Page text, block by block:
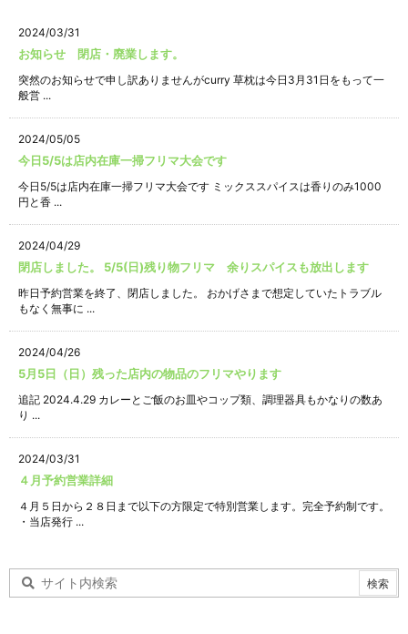
2024/03/31
お知らせ 閉店・廃業します。
突然のお知らせで申し訳ありませんがcurry 草枕は今日3月31日をもって一
般営 ...
2024/05/05
今日5/5は店内在庫一掃フリマ大会です
今日5/5は店内在庫一掃フリマ大会です ミックススパイスは香りのみ1000
円と香 ...
2024/04/29
閉店しました。 5/5(日)残り物フリマ 余りスパイスも放出します
昨日予約営業を終了、閉店しました。 おかげさまで想定していたトラブル
もなく無事に ...
2024/04/26
5月5日（日）残った店内の物品のフリマやります
追記 2024.4.29 カレーとご飯のお皿やコップ類、調理器具もかなりの数あ
り ...
2024/03/31
４月予約営業詳細
４月５日から２８日まで以下の方限定で特別営業します。完全予約制です。
・当店発行 ...